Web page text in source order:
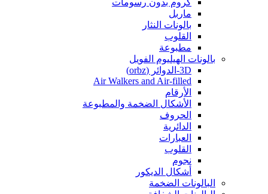
ماربل
بالونات النثار
القلوب
مطبوعة
بالونات الهيليوم الفويل
3D-الدوائر (orbz)
Air Walkers and Air-filled
الأرقام
الأشكال الضخمة والمطبوعة
الحروف
الدائرية
العبارات
القلوب
نجوم
أشكال الديكور
البالونات الضخمة